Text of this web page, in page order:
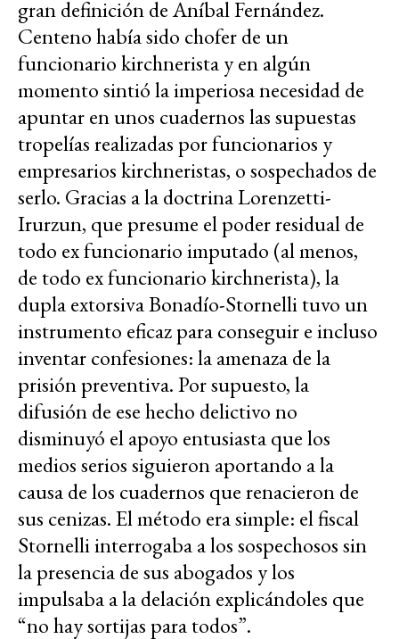
gran definición de Aníbal Fernández.
Centeno había sido chofer de un
funcionario kirchnerista y en algún
momento sintió la imperiosa necesidad de
apuntar en unos cuadernos las supuestas
tropelías realizadas por funcionarios y
empresarios kirchneristas, o sospechados de
serlo. Gracias a la doctrina Lorenzetti-
Irurzun, que presume el poder residual de
todo ex funcionario imputado (al menos,
de todo ex funcionario kirchnerista), la
dupla extorsiva Bonadío-Stornelli tuvo un
instrumento eficaz para conseguir e incluso
inventar confesiones: la amenaza de la
prisión preventiva. Por supuesto, la
difusión de ese hecho delictivo no
disminuyó el apoyo entusiasta que los
medios serios siguieron aportando a la
causa de los cuadernos que renacieron de
sus cenizas. El método era simple: el fiscal
Stornelli interrogaba a los sospechosos sin
la presencia de sus abogados y los
impulsaba a la delación explicándoles que
“no hay sortijas para todos”.